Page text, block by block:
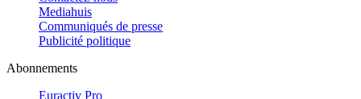
Mediahuis
Communiqués de presse
Publicité politique
Abonnements
Euractiv Pro